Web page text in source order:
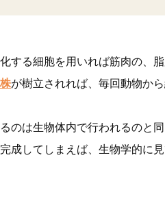
する細胞を用いれば筋肉の、
が樹立されれば、毎回動物か
のは生物体内で行われるのと
成してしまえば、生物学的に